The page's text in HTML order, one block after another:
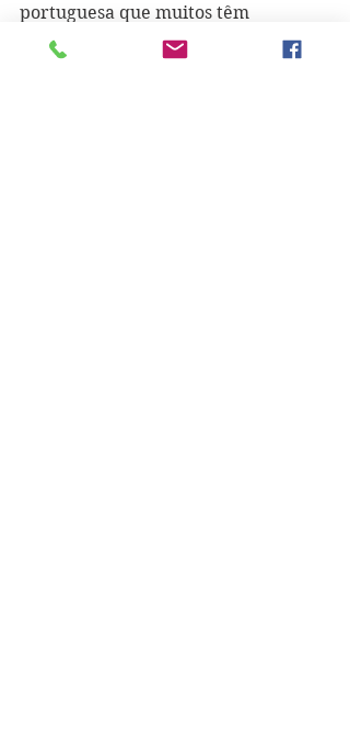
portuguesa que muitos têm
denunciado há anos por outros
meios, mas que tantos que aqui